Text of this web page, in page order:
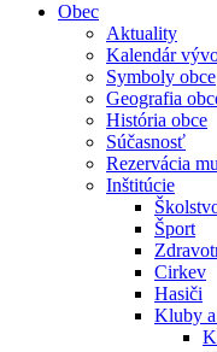
Obec
Aktuality
Kalendár
Symboly obce
Geografia
História obce
Súčasnosť
Rezervácia
Inštitúcie
Šport
Cirkev
Hasiči
Kluby